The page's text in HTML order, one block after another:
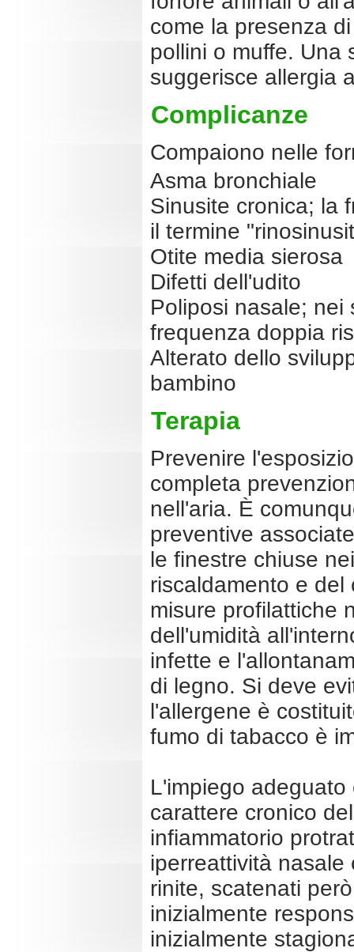
come la presenza
pollini o muffe. Una
suggerisce allergia
Complicanze
Compaiono nelle
Asma bronchiale
Sinusite cronica; la
il termine
Otite media sierosa
Difetti dell'udito
Poliposi nasale; nei
frequenza doppia
Alterato dello
bambino
Terapia
Prevenire
completa
nell'aria. È
preventive
le finestre chiuse
riscaldamento e
misure profilattiche
dell'umidità
infette e
di legno. Si deve
l'allergene è
fumo di tabacco è
L'impiego
carattere cronico
infiammatorio
iperreattività
rinite, scatenati
inizialmente
inizialmente